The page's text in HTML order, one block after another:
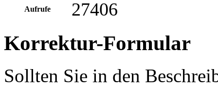
Aufrufe 27406
Korrektur-Formular
Sollten Sie in den